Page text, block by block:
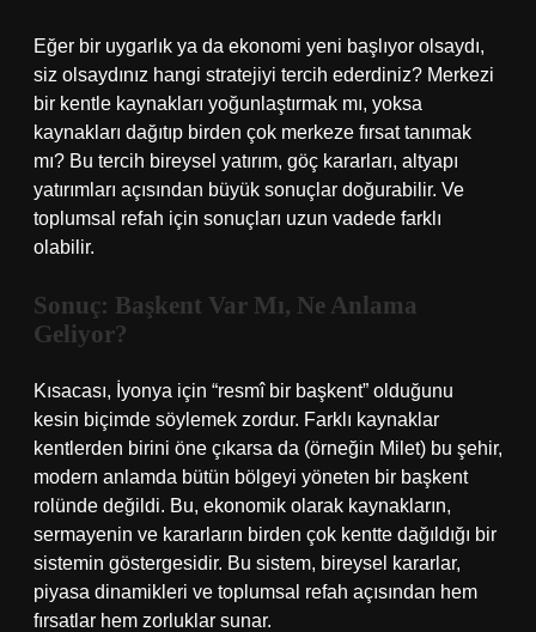
Eğer bir uygarlık ya da ekonomi yeni başlıyor olsaydı,
siz olsaydınız hangi stratejiyi tercih ederdiniz? Merkezi
bir kentle kaynakları yoğunlaştırmak mı, yoksa
kaynakları dağıtıp birden çok merkeze fırsat tanımak
mı? Bu tercih bireysel yatırım, göç kararları, altyapı
yatırımları açısından büyük sonuçlar doğurabilir. Ve
toplumsal refah için sonuçları uzun vadede farklı
olabilir.
Sonuç: Başkent Var Mı, Ne Anlama
Geliyor?
Kısacası, İyonya için “resmî bir başkent” olduğunu
kesin biçimde söylemek zordur. Farklı kaynaklar
kentlerden birini öne çıkarsa da (örneğin Milet) bu şehir,
modern anlamda bütün bölgeyi yöneten bir başkent
rolünde değildi. Bu, ekonomik olarak kaynakların,
sermayenin ve kararların birden çok kentte dağıldığı bir
sistemin göstergesidir. Bu sistem, bireysel kararlar,
piyasa dinamikleri ve toplumsal refah açısından hem
fırsatlar hem zorluklar sunar.